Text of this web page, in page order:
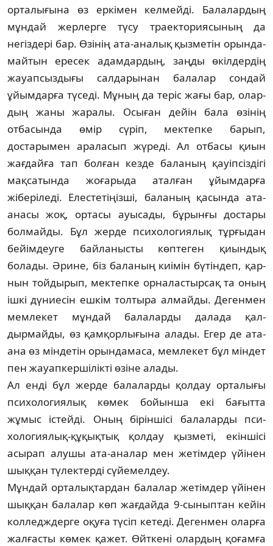
ор­­­­талығына өз еркімен келмейді. Ба­лалардың
мұндай жерлерге түсу траекториясының да
негіздері бар. Өзінің ата-аналық қызметін орын­да­
майтын ересек адамдардың, заңды өкілдердің
жауапсыздығы салда­ры­нан балалар сондай
ұйымдарға тү­се­ді. Мұның да теріс жағы бар, олар­­­
дың жаны жаралы. Осыған дейін бала өзі­нің
отбасында өмір сүріп, мек­теп­ке барып,
достарымен араласып жү­реді. Ал отбасы қиын
жағдайға тап болған кезде баланың қауіп­сіз­дігі
мақсатында жоғарыда аталған ұйымдарға
жіберіледі. Елестетіңізші, ба­ланың қасында ата-
анасы жоқ, ор­тасы ауысады, бұрынғы достары
бол­майды. Бұл жерде психологиялық тұр­ғыдан
бейімдеуге байланысты көп­теген қиындық
болады. Әрине, біз баланың киімін бүтіндеп, қар­
нын тойдырып, мектепке ор­на­лас­тыр­сақ та оның
ішкі дүниесін ешкім тол­тыра алмайды. Дегенмен
мем­лекет мұндай балаларды далада қал­
дырмайды, өз қамқорлығына ала­ды. Егер де ата-
ана өз міндетін орын­дамаса, мемлекет бұл міндет
пен жауапкершілікті өзіне алады.
Ал енді бұл жерде балаларды қол­­дау орталығы
психологиялық кө­мек бойынша екі бағытта
жұмыс іс­тейді. Оның біріншісі балаларды пси­
хологиялық-құқықтық қолдау қыз­меті, екіншісі
асырап алушы ата-ана­лар мен жетімдер үйінен
шыққан түлектерді сүйемелдеу.
Мұндай орталықтардан балалар же­­тімдер үйінен
шыққан балалар көп жағдайда 9-сыныптан кейін
кол­­ледждерге оқуға түсіп кетеді. Де­­ген­мен оларға
жалғасты көмек қа­жет. Өйткені олардың қоғамға